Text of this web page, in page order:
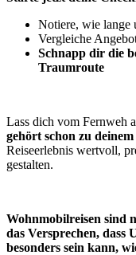
Notiere, wie lange
Vergleiche
Schnapp dir die
Traumroute
Lass dich vom Fernweh
gehört schon zu
Reiseerlebnis wertvoll,
gestalten.
Wohnmobilreisen sind
das Versprechen, dass
besonders sein kann,